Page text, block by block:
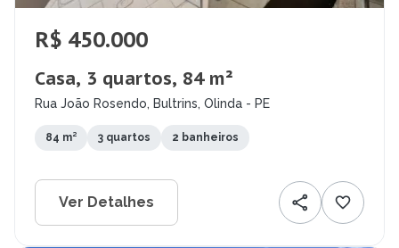
R$ 450.000
Casa, 3 quartos, 84 m²
Rua João Rosendo, Bultrins, Olinda - PE
84 m² 3 quartos 2 banheiros
Ver Detalhes